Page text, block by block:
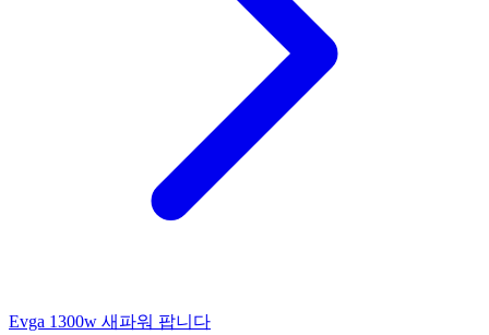
Evga 1300w 새파워 팝니다